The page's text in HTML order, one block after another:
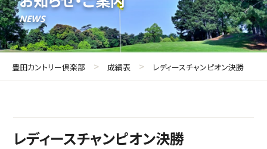
NEWS
豊田カントリー倶楽部 > 成績表 > レディースチャンピオン決勝
レディースチャンピオン決勝